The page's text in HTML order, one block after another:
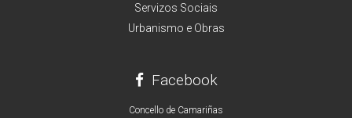
Servizos Sociais
Urbanismo e Obras
Facebook
Concello de Camariñas